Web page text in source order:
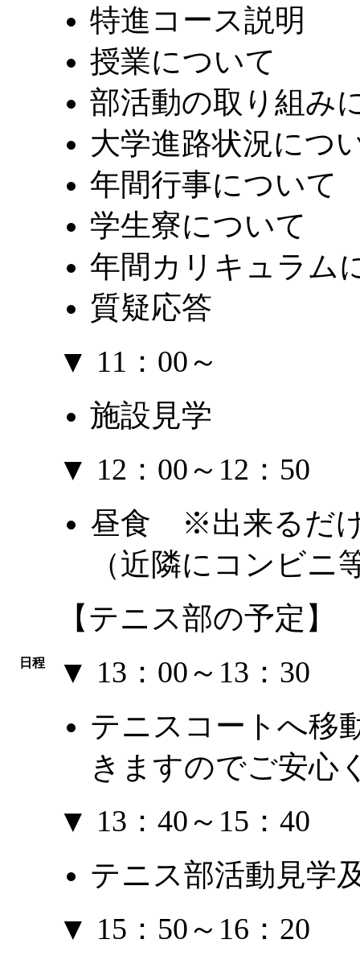
日程
特進コース説明
授業について
部活動の取り組み
大学進路状況につ
年間行事について
学生寮について
年間カリキュラム
質疑応答
▼ 11：00～
施設見学
▼ 12：00～12：50
昼食 ※出来るだけ
（近隣にコンビニ
【テニス部の予定】
▼ 13：00～13：30
テニスコートへ
きますのでご安心
▼ 13：40～15：40
テニス部活動見学
▼ 15：50～16：20